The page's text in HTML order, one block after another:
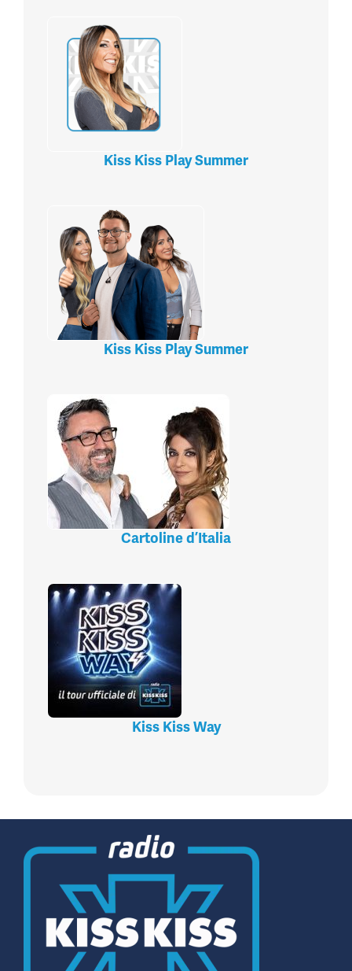
Kiss Kiss Play Summer
Kiss Kiss Play Summer
Cartoline d’Italia
Kiss Kiss Way